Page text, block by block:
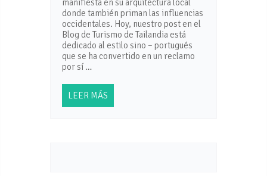
manifiesta en su arquitectura local
donde también priman las influencias
occidentales. Hoy, nuestro post en el
Blog de Turismo de Tailandia está
dedicado al estilo sino – portugués
que se ha convertido en un reclamo
por sí …
LEER MÁS